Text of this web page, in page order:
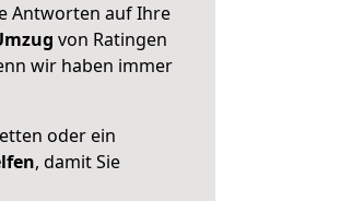
Antworten auf Ihre
von Ratingen
wir haben immer
oder ein
, damit Sie